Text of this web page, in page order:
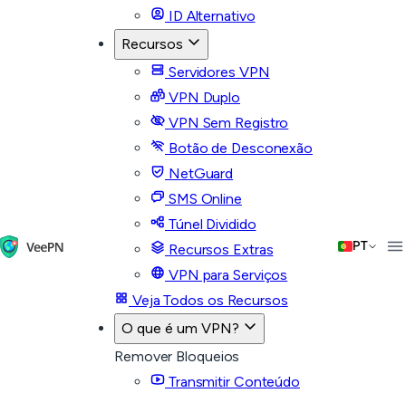
ID Alternativo
Recursos
Servidores VPN
VPN Duplo
VPN Sem Registro
Botão de Desconexão
NetGuard
SMS Online
Túnel Dividido
Recursos Extras
VPN para Serviços
Veja Todos os Recursos
O que é um VPN?
Remover Bloqueios
Transmitir Conteúdo
PT